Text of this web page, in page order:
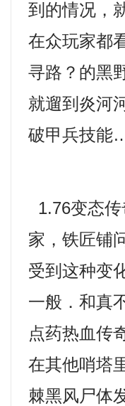
到的情况，
在众玩家都
寻路？的黑
就遛到炎河
破甲兵技能
1.76变态
家，铁匠铺
受到这种变
一般．和真
点药热血传
在其他哨塔
棘黑风尸体